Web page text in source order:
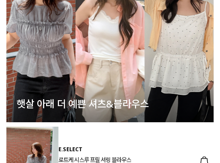
햇살 아래 더 예쁜 셔츠&블라우스
E.SELECT
로트케 시스루 프릴 셔링 블라우스